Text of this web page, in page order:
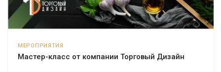
МЕРОПРИЯТИЯ
Мастер-класс от компании Торговый Дизайн